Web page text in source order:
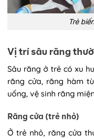
Trẻ
Vị trí sâu răng
Sâu răng ở trẻ có xu
răng cửa, răng hàm
uống, vệ sinh răng
Răng cửa (trẻ nhỏ)
Ở trẻ nhỏ, răng cửa